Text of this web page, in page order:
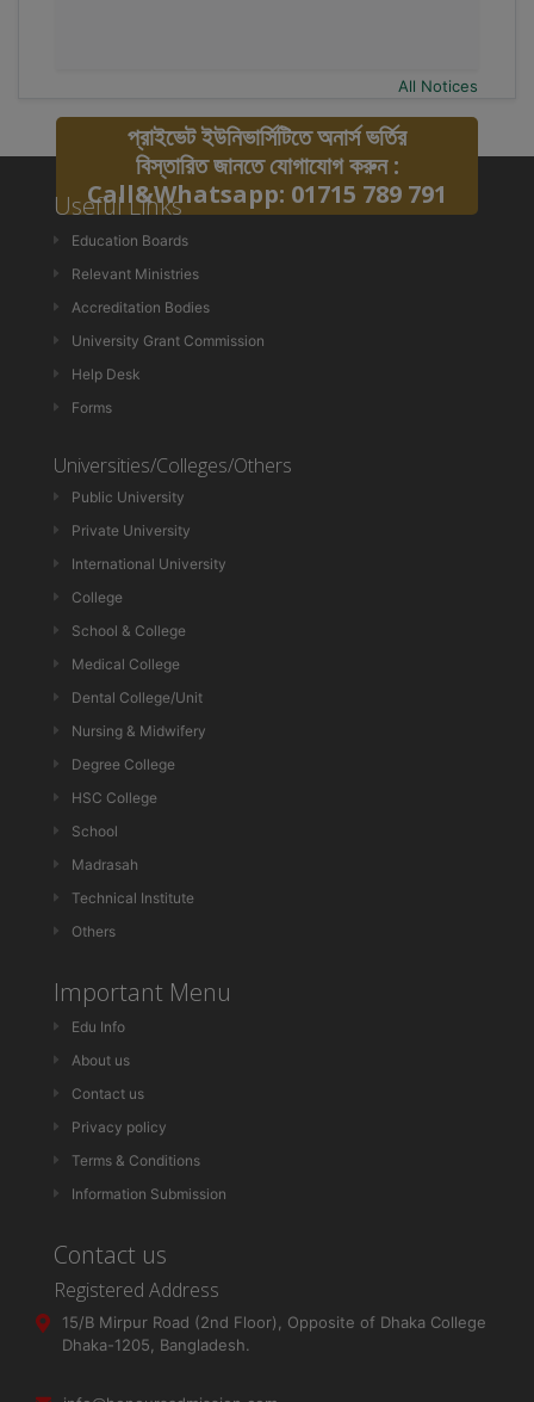
All Notices
প্রাইভেট ইউনিভার্সিটিতে অনার্স ভর্তির
বিস্তারিত জানতে যোগাযোগ করুন :
Call&Whatsapp: 01715 789 791
Useful Links
Education Boards
Relevant Ministries
Accreditation Bodies
University Grant Commission
Help Desk
Forms
Universities/Colleges/Others
Public University
Private University
International University
College
School & College
Medical College
Dental College/Unit
Nursing & Midwifery
Degree College
HSC College
School
Madrasah
Technical Institute
Others
Important Menu
Edu Info
About us
Contact us
Privacy policy
Terms & Conditions
Information Submission
Contact us
Registered Address
15/B Mirpur Road (2nd Floor), Opposite of Dhaka College
Dhaka-1205, Bangladesh.